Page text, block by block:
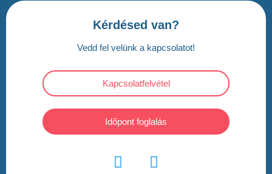
Kérdésed van?
Vedd fel velünk a kapcsolatot!
Kapcsolatfelvétel
Időpont foglalás